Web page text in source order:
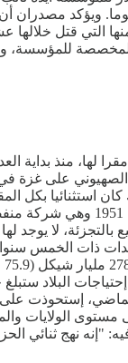
الذي ساعد في الإشراف على تفكيك الوكالة. ويضيف
التي قتل خلالها
المخصصة
لها، منذ بداية
رأس مال، بل هي تصويت عالمي بالثقة في الاقتصاد
لا يوجد لها
على مستوى
بيتش في فلوريدا، التي تمتلك سندات سيادية